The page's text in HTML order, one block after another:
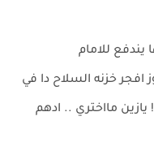
للامام
افجر خزنه السلاح دا في
مااختري .. ادهم